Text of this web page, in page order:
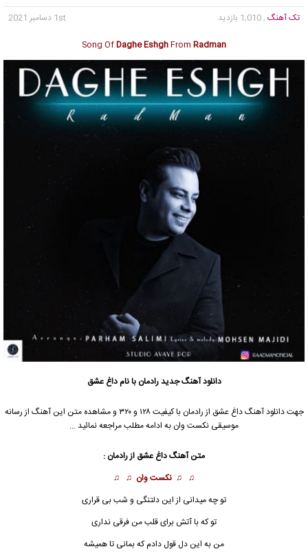
تک آهنگ , 1,010 بازدید
1st دسامبر 2021
Song OfDaghe EshghFrom Radman
دانلود آهنگ جدیدرادمان با نام داغ عشق
جهت دانلود آهنگ داغ عشق از رادمان با کیفیت ۱۲۸ و ۳۲۰ و مشاهده متن این آهنگ از رسانه
موسیقی نکست وان به ادامه مطلب مراجعه نمائید …
متن آهنگداغ عشق از رادمان :
♫ ♫ نکست وان ♫ ♫
تو چه میدانی از این دلتنگی و شب بی قراری
تو که با آتش برای قلب من فرقی نداری
من به این دل قول دادم که بمانی تا همیشه